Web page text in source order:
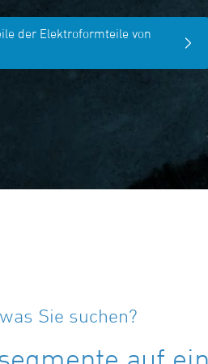
der Elektroformteile von
Sie suchen?